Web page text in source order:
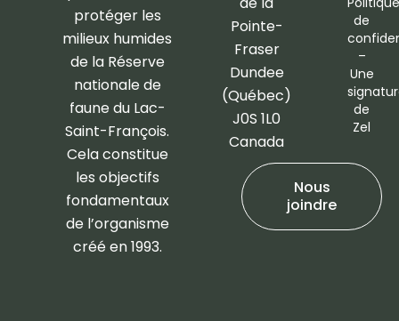
Pointe-
Fraser
Dundee
(Québec)
J0S 1L0
Canada
Nous
joindre
protéger les
milieux humides
de la Réserve
nationale de
faune du Lac-
Saint-François.
Cela constitue
les objectifs
fondamentaux
de l’organisme
créé en 1993.
de
–
Une
de
Zel